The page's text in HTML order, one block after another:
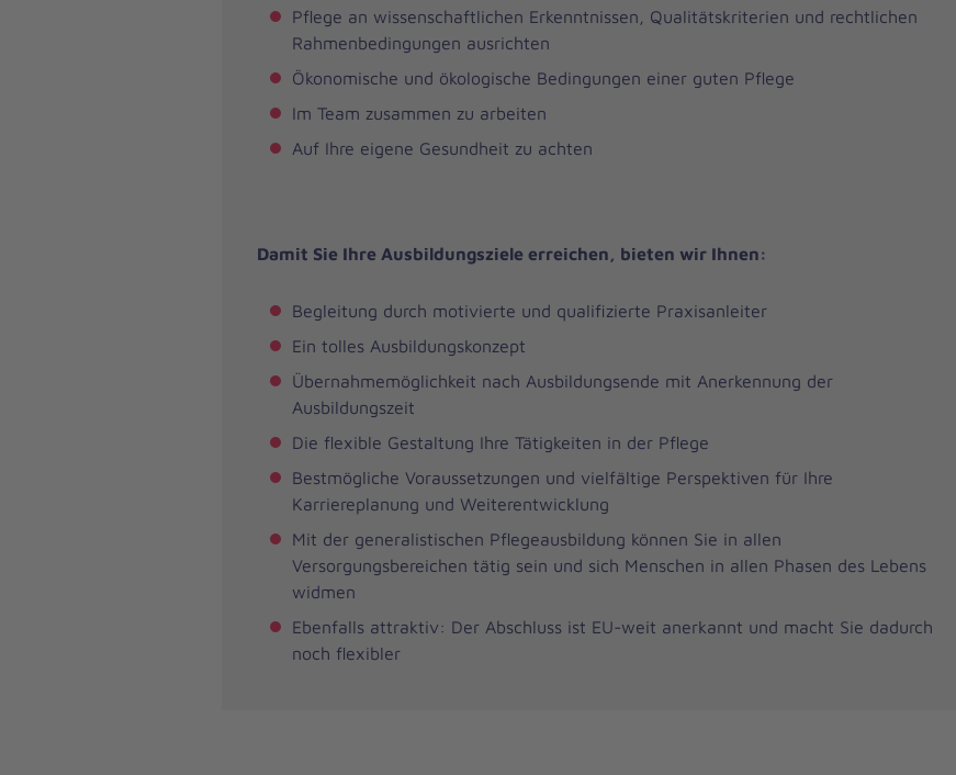
Pflege an wissenschaftlichen Erkenntnissen, Qualitätskriterien und rechtlichen
Rahmenbedingungen ausrichten
Ökonomische und ökologische Bedingungen einer guten Pflege
Im Team zusammen zu arbeiten
Auf Ihre eigene Gesundheit zu achten
Damit Sie Ihre Ausbildungsziele erreichen, bieten wir Ihnen:
Begleitung durch motivierte und qualifizierte Praxisanleiter
Ein tolles Ausbildungskonzept
Übernahmemöglichkeit nach Ausbildungsende mit Anerkennung der
Ausbildungszeit
Die flexible Gestaltung Ihre Tätigkeiten in der Pflege
Bestmögliche Voraussetzungen und vielfältige Perspektiven für Ihre
Karriereplanung und Weiterentwicklung
Mit der generalistischen Pflegeausbildung können Sie in allen
Versorgungsbereichen tätig sein und sich Menschen in allen Phasen des Lebens
widmen
Ebenfalls attraktiv: Der Abschluss ist EU-weit anerkannt und macht Sie dadurch
noch flexibler